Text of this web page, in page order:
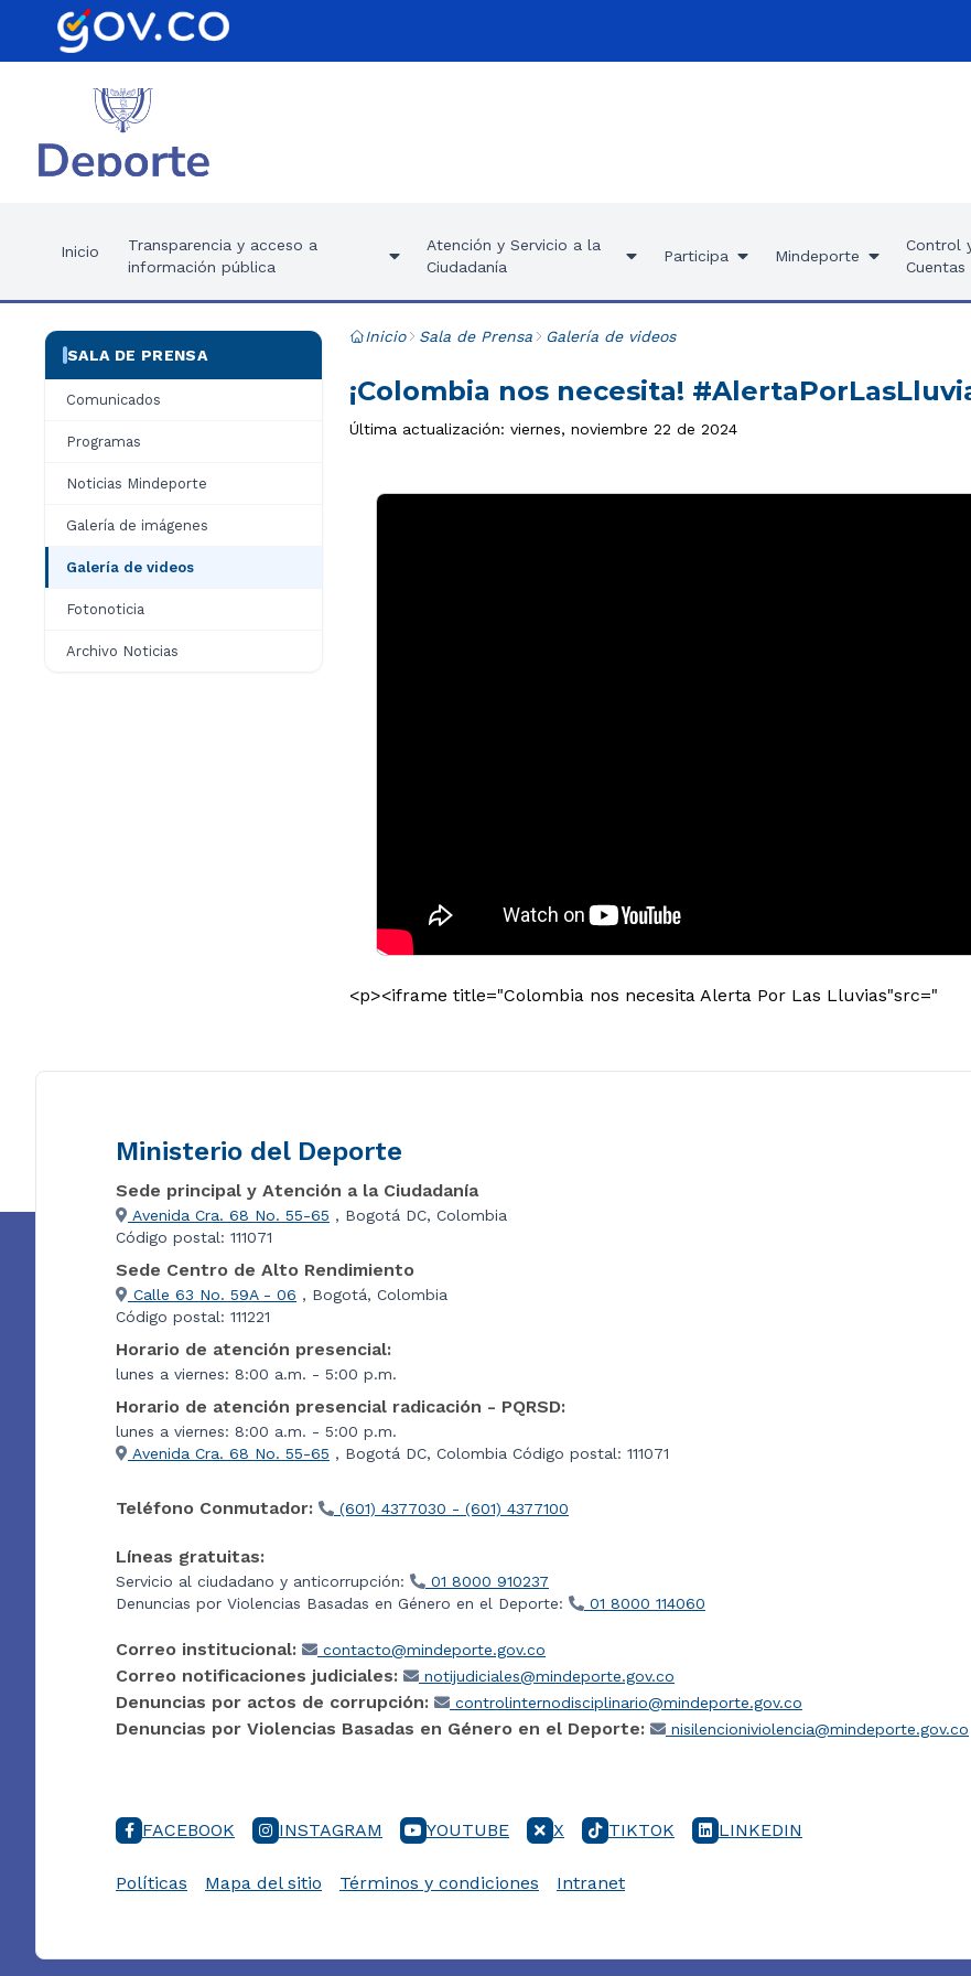
Inicio
Transparencia y acceso a
información pública
Atención y Servicio a la
Ciudadanía
Participa Mindeporte
Control
Cuentas
SALA DE PRENSA
Comunicados
Programas
Noticias Mindeporte
Galería de imágenes
Galería de videos
Fotonoticia
Archivo Noticias
Inicio Sala de Prensa Galería de videos
¡Colombia nos necesita!
Última actualización: viernes, noviembre 22 de 2024
<p><iframe title="Colombia nos necesita Alerta Por Las Lluvias"src="
Ministerio del Deporte
Sede principal y Atención a la Ciudadanía
Avenida Cra. 68 No. 55-65 , Bogotá DC, Colombia
Código postal: 111071
Sede Centro de Alto Rendimiento
Calle 63 No. 59A - 06 , Bogotá, Colombia
Código postal: 111221
Horario de atención presencial:
lunes a viernes: 8:00 a.m. - 5:00 p.m.
Horario de atención presencial radicación - PQRSD:
lunes a viernes: 8:00 a.m. - 5:00 p.m.
Avenida Cra. 68 No. 55-65 , Bogotá DC, Colombia Código postal: 111071
Teléfono Conmutador: (601) 4377030 - (601) 4377100
Líneas gratuitas:
Servicio al ciudadano y anticorrupción:
01 8000 910237
Denuncias por Violencias Basadas en Género en el Deporte:
01 8000 114060
Correo institucional: contacto@mindeporte.gov.co
Correo notificaciones judiciales: notijudiciales@mindeporte.gov.co
Denuncias por actos de corrupción: controlinternodisciplinario@mindeporte.gov.co
Denuncias por Violencias Basadas en Género en el Deporte: nisilencioniviolencia@mindeporte.gov.co
FACEBOOK INSTAGRAM YOUTUBE X TIKTOK LINKEDIN
Políticas Mapa del sitio Términos y condiciones Intranet